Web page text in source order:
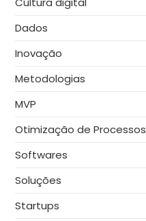
Dados
Inovação
Metodologias
MVP
Otimização de Processos
Softwares
Soluções
Startups